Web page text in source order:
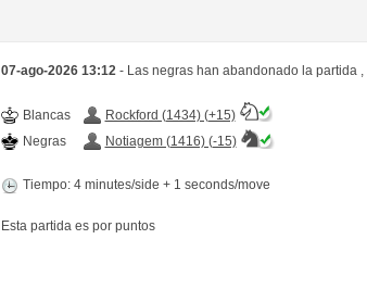
07-ago-2026 13:12 - Las negras han abandonado la partida ,
Blancas
Rockford (1434) (+15)
Negras
Notiagem (1416) (-15)
Tiempo: 4 minutes/side + 1 seconds/move
Esta partida es por puntos